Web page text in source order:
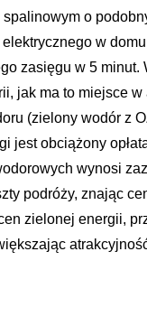
o
w
zasięgu w 5 minut.
jak ma to miejsce
(zielony wodór z
jest obciążony
wynosi
podróży, znając
zielonej energii,